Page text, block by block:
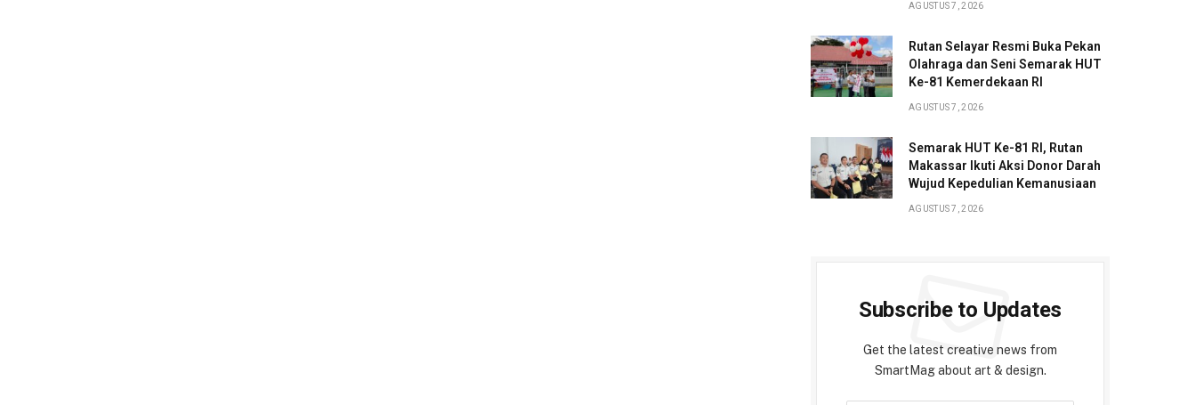
AGUSTUS 7, 2026
Rutan Selayar Resmi Buka Pekan
Olahraga dan Seni Semarak HUT
Ke-81 Kemerdekaan RI
AGUSTUS 7, 2026
Semarak HUT Ke-81 RI, Rutan
Makassar Ikuti Aksi Donor Darah
Wujud Kepedulian Kemanusiaan
AGUSTUS 7, 2026
Subscribe to Updates
Get the latest creative news from
SmartMag about art & design.